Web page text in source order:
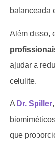
balanceada
Além disso,
ajudar a
celulite.
A Dr. Spiller
que